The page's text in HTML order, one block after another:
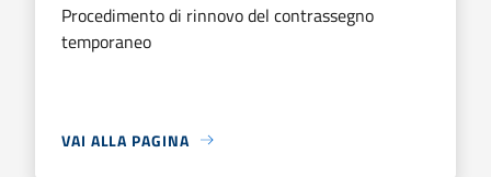
Procedimento di rinnovo del contrassegno
temporaneo
VAI ALLA PAGINA